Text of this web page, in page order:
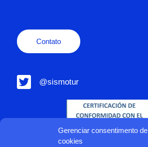
Gerenciar consentimento de
cookies
Contato
@sismotur